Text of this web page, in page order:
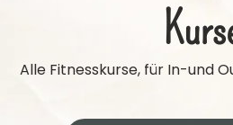
Alle Fitnesskurse, für In-und